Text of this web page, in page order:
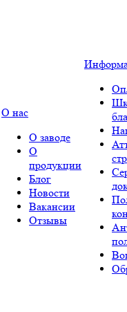
О нас
О заводе
О
продукции
Блог
Новости
Вакансии
Отзывы